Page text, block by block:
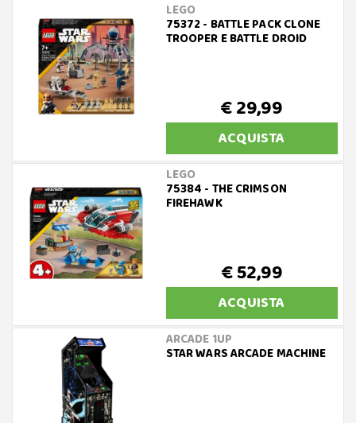
LEGO
75372 - BATTLE PACK CLONE
TROOPER E BATTLE DROID
€ 29,99
ACQUISTA
LEGO
75384 - THE CRIMSON
FIREHAWK
€ 52,99
ACQUISTA
ARCADE 1UP
STAR WARS ARCADE MACHINE